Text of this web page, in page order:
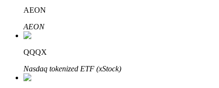
AEON
AEON
QQQX
Nasdaq tokenized ETF (xStock)